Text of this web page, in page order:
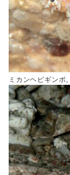
ミカンヘビギンポ